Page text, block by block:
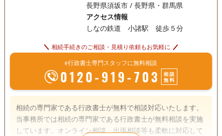
長野県須坂市 / 長野県・群馬県
アクセス情報
しなの鉄道 小諸駅 徒歩５分
相続手続きのご相談・見積り依頼もお気軽に
e行政書士専門スタッフに無料相談
0120-919-703
相談
無料
相続の専門家である行政書士が無料で相談対応いたします。
当事務所では相続の専門家である行政書士が無料相談を実施
しています。オンライン相談、出張相談等も柔軟に対応して